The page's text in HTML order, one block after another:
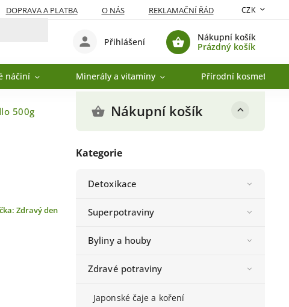
DOPRAVA A PLATBA O NÁS REKLAMAČNÍ ŘÁD CZK
Nákupní košík
Prázdný košík
Přihlášení
náčiní Minerály a vitamíny Přírodní kosmetika
500g Nákupní košík
Kategorie
Detoxikace
Superpotraviny
Byliny a houby
Zdravé potraviny
Japonské čaje a koření
Zdravý den